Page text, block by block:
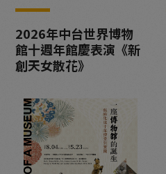
2026年中台世界博物
館十週年館慶表演《新
創天女散花》